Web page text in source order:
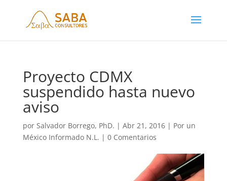
Proyecto CDMX
suspendido hasta nuevo
aviso
por Salvador Borrego, PhD. | Abr 21, 2016| Por un
México Informado N.L. | 0 Comentarios